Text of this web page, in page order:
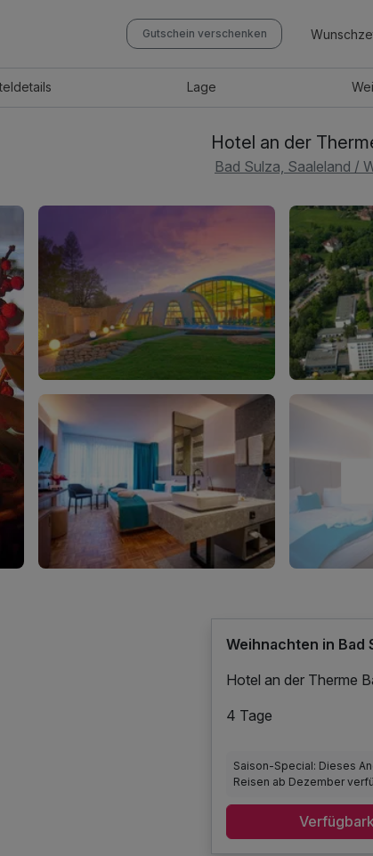
Gutschein verschenken
details Lage
Hotel an der
Bad Sulza, Saaleland /
Weihnachten in Bad
Hotel an der Therme
4 Tage
Saison-Special: Dieses
Reisen ab Dezember